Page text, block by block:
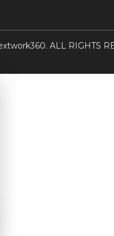
ALL RIGHTS